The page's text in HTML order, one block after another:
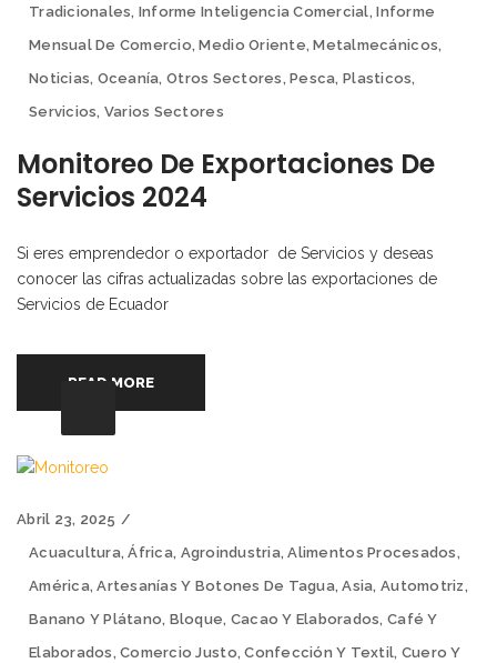
Tradicionales, Informe Inteligencia Comercial,Informe
Mensual De Comercio,Medio Oriente,Metalmecánicos,
Noticias, Oceanía, Otros Sectores ,Pesca, Plasticos,
Servicios, Varios Sectores
Monitoreo De Exportaciones De
Servicios 2024
Si eres emprendedor o exportador de Servicios y deseas
conocer las cifras actualizadas sobre las exportaciones de
Servicios de Ecuador
READ MORE
Abril 23, 2025
Acuacultura,África, Agroindustria,Alimentos Procesados,
América,Artesanías Y Botones De Tagua,Asia,Automotriz,
Banano Y Plátano, Bloque, Cacao Y Elaborados,Café Y
Elaborados,Comercio Justo,Confección Y Textil, Cuero Y